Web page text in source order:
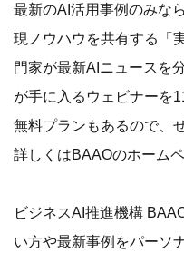
最新のAI活用事例のみな
現ノウハウを共有する「
門家が最新AIニュースを
が手に入るウェビナーを
無料プランもあるので、
詳しくはBAAOのホームペ
ビジネスAI推進機構
い方や最新事例をパーソ